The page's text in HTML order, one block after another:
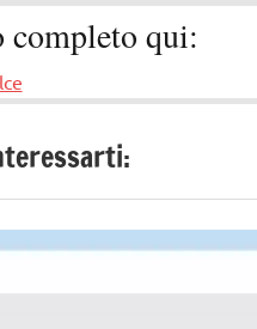
completo qui: